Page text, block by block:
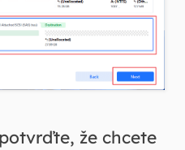
že chcete